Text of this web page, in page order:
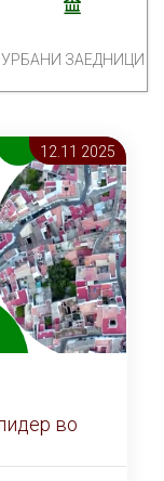
УРБАНИ ЗАЕДНИЦИ
12.11 2025
во